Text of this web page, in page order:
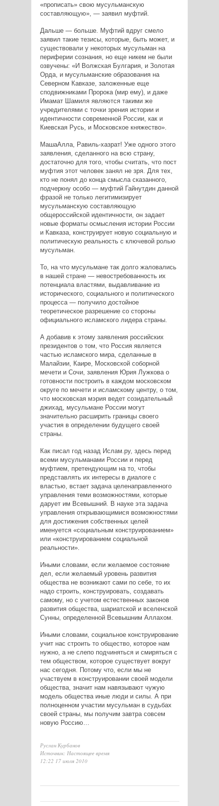
«прописать» свою мусульманскую
составляющую», — заявил муфтий.
Дальше — больше. Муфтий вдруг смело
заявил такие тезисы, которые, быть может, и
существовали у некоторых мусульман на
периферии сознания, но еще никем не были
озвучены: «И Волжская Булгария, и Золотая
Орда, и мусульманские образования на
Северном Кавказе, заложенные еще
сподвижниками Пророка (мир ему), и даже
Имамат Шамиля являются такими же
учредителями с точки зрения истории и
идентичности современной России, как и
Киевская Русь, и Московское княжество».
МашаАлла, Равиль-хазрат! Уже одного этого
заявления, сделанного на всю страну,
достаточно для того, чтобы считать, что пост
муфтия этот человек занял не зря. Для тех,
кто не понял до конца смысла сказанного,
подчеркну особо — муфтий Гайнутдин данной
фразой не только легитимизирует
мусульманскую составляющую
общероссийской идентичности, он задает
новые форматы осмысления истории России
и Кавказа, конструирует новую социальную и
политическую реальность с ключевой ролью
мусульман.
То, на что мусульмане так долго жаловались
в нашей стране — невостребованность их
потенциала властями, выдавливание из
исторического, социального и политического
процесса — получило достойное
теоретическое разрешение со стороны
официального исламского лидера страны.
А добавив к этому заявления российских
президентов о том, что Россия является
частью исламского мира, сделанные в
Малайзии, Каире, Московской соборной
мечети и Сочи, заявления Юрия Лужкова о
готовности построить в каждом московском
округе по мечети и исламскому центру, о том,
что московская мэрия ведет созидательный
джихад, мусульмане России могут
значительно расширить границы своего
участия в определении будущего своей
страны.
Как писал год назад Ислам.ру, здесь перед
всеми мусульманами России и перед
муфтием, претендующим на то, чтобы
представлять их интересы в диалоге с
властью, встает задача целенаправленного
управления теми возможностями, которые
дарует им Всевышний. В науке эта задача
управления открывающимися возможностями
для достижения собственных целей
именуется «социальным конструированием»
или «конструированием социальной
реальности».
Иными словами, если желаемое состояние
дел, если желаемый уровень развития
общества не возникают сами по себе, то их
надо строить, конструировать, создавать
самому, но с учетом естественных законов
развития общества, шариатской и вселенской
Сунны, определенной Всевышним Аллахом.
Иными словами, социальное конструирование
учит нас строить то общество, которое нам
нужно, а не слепо подчиняться и смиряться с
тем обществом, которое существует вокруг
нас сегодня. Потому что, если мы не
участвуем в конструировании своей модели
общества, значит нам навязывают чужую
модель общества иные люди и силы. А при
полноценном участии мусульман в судьбах
своей страны, мы получим завтра совсем
новую Россию…
Руслан Курбанов
Источник: Настоящее время
12:22 17 июля 2010